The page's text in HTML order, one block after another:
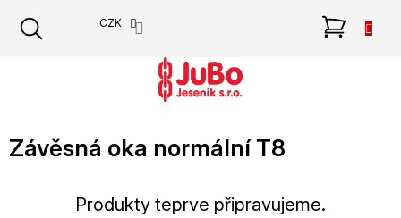
obsah
CZK
Závěsná oka normální T8
Produkty teprve připravujeme.